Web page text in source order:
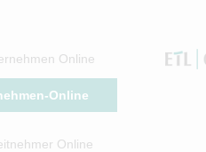
Online
Online
Online